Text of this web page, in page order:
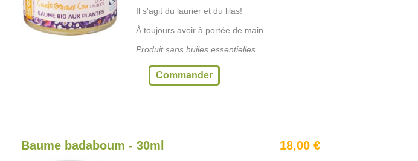
Il s'agit du laurier et du lilas!
À toujours avoir à portée de main.
Produit sans huiles essentielles.
Commander
Baume badaboum - 30ml 18,00 €